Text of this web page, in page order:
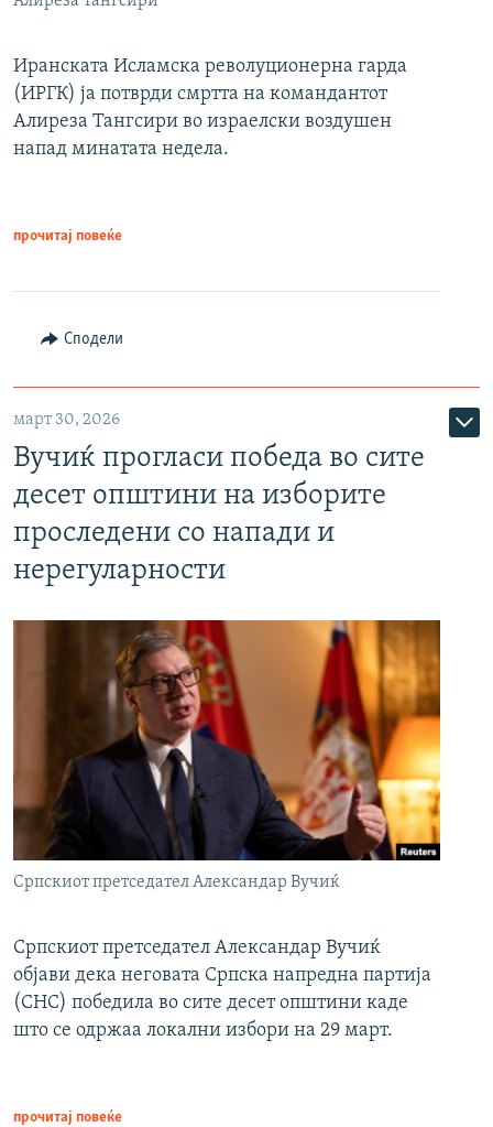
Иранската Исламска револуционерна гарда
(ИРГК) ја потврди смртта на командантот
Алиреза Тангсири во израелски воздушен
напад минатата недела.
прочитај повеќе
Сподели
март 30, 2026
Вучиќ прогласи победа во сите
десет општини на изборите
проследени со напади и
нерегуларности
Српскиот претседател Александар Вучиќ
Српскиот претседател Александар Вучиќ
објави дека неговата Српска напредна партија
(СНС) победила во сите десет општини каде
што се одржаа локални избори на 29 март.
прочитај повеќе